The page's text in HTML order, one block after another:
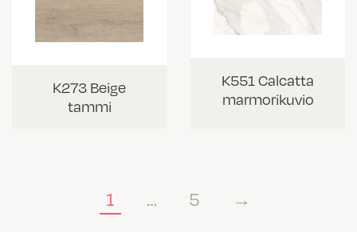
K273 Beige
tammi
K551 Calcatta
marmorikuvio
1 … 5 →